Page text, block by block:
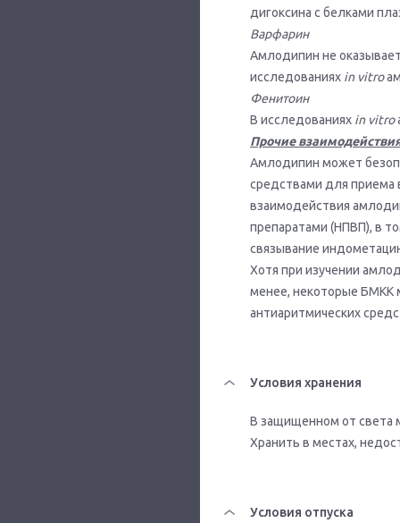
дигоксина с белками
Варфарин
Амлодипин не
исследованиях in vitro
Фенитоин
В исследованиях in vitro
Прочие
Амлодипин может
средствами для приема
взаимодействия
препаратами (НПВП), в
связывание
Хотя при изучении
менее, некоторые БМКК
антиаритмических
Условия хранения
В защищенном от света
Хранить в местах,
Условия отпуска